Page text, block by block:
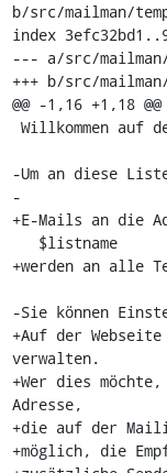
b/src/mailman/
index
--- a/src/
+++ b/src/
@@ -1,16 +1,18 @@
-Um an diese
-
+E-Mails an die
+werden an alle
-Sie können
+Auf der Webseite
verwalten.
+Wer dies
Adresse,
+die auf der
+möglich, die